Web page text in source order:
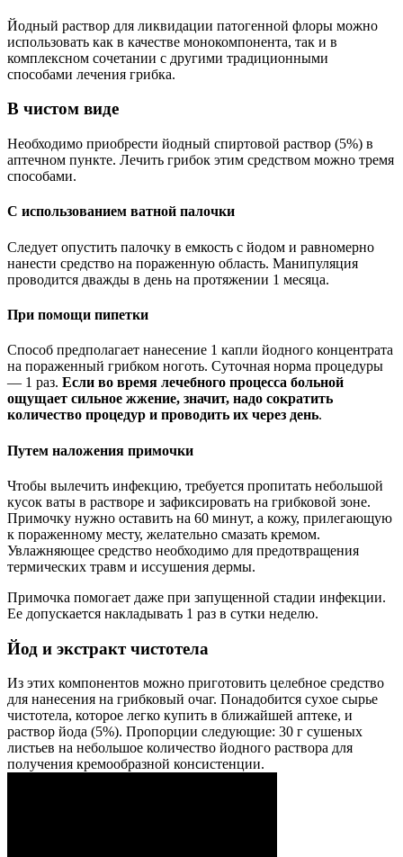
Йодный раствор для ликвидации патогенной флоры можно
использовать как в качестве монокомпонента, так и в
комплексном сочетании с другими традиционными
способами лечения грибка.
В чистом виде
Необходимо приобрести йодный спиртовой раствор (5%) в
аптечном пункте. Лечить грибок этим средством можно тремя
способами.
С использованием ватной палочки
Следует опустить палочку в емкость с йодом и равномерно
нанести средство на пораженную область. Манипуляция
проводится дважды в день на протяжении 1 месяца.
При помощи пипетки
Способ предполагает нанесение 1 капли йодного концентрата
на пораженный грибком ноготь. Суточная норма процедуры
— 1 раз. Если во время лечебного процесса больной
ощущает сильное жжение, значит, надо сократить
количество процедур и проводить их через день.
Путем наложения примочки
Чтобы вылечить инфекцию, требуется пропитать небольшой
кусок ваты в растворе и зафиксировать на грибковой зоне.
Примочку нужно оставить на 60 минут, а кожу, прилегающую
к пораженному месту, желательно смазать кремом.
Увлажняющее средство необходимо для предотвращения
термических травм и иссушения дермы.
Примочка помогает даже при запущенной стадии инфекции.
Ее допускается накладывать 1 раз в сутки неделю.
Йод и экстракт чистотела
Из этих компонентов можно приготовить целебное средство
для нанесения на грибковый очаг. Понадобится сухое сырье
чистотела, которое легко купить в ближайшей аптеке, и
раствор йода (5%). Пропорции следующие: 30 г сушеных
листьев на небольшое количество йодного раствора для
получения кремообразной консистенции.